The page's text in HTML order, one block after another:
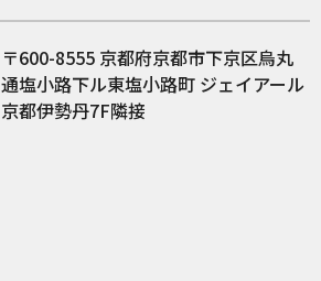
600-8555 京都府京都市下京区烏丸
通塩小路下ル東塩小路町 ジェイアール
京都伊勢丹7F隣接